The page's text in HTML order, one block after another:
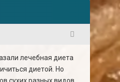
лечебная диета
диетой. Но